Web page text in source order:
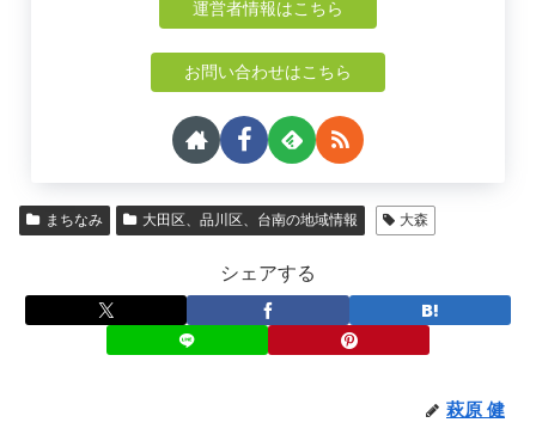
運営者情報はこちら
お問い合わせはこちら
まちなみ 大田区、品川区、台南の地域情報 大森
シェアする
萩原 健